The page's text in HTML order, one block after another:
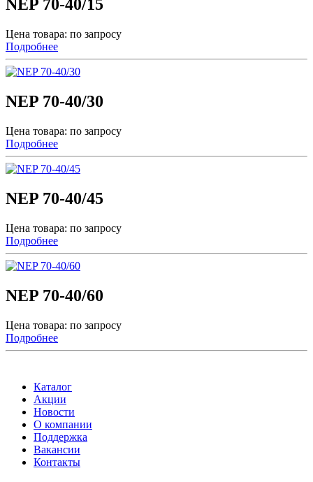
NEP 70-40/15
Цена товара: по запросу
Подробнее
NEP 70-40/30
Цена товара: по запросу
Подробнее
NEP 70-40/45
Цена товара: по запросу
Подробнее
NEP 70-40/60
Цена товара: по запросу
Подробнее
Каталог
Акции
Новости
О компании
Поддержка
Вакансии
Контакты